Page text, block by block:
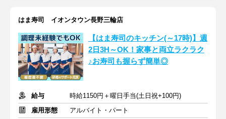
はま寿司 イオンタウン長野三輪店
【はま寿司のキッチン(～17時)】週
2日3H～OK！家事と両立ラクラク
♪お寿司も握らず簡単◎
給与
時給1150円＋曜日手当(土日祝+100円)
雇用形態
アルバイト・パート